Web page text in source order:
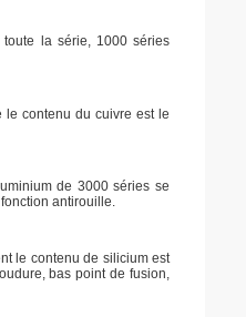
la série, 1000 séries
le contenu du cuivre est le
de 3000 séries se
antirouille.
le contenu de silicium est
bas point de fusion,